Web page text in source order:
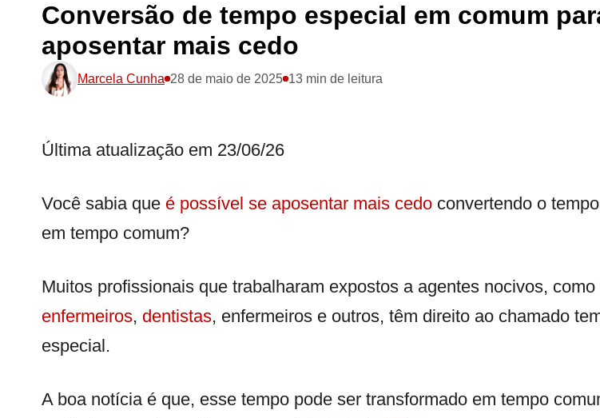
Conversão de tempo especial em comum
aposentar mais cedo
Marcela Cunha 28 de maio de 2025 13 min de leitura
Última atualização em 23/06/26
Você sabia que é possível se aposentar mais cedo convertendo o
em tempo comum?
Muitos profissionais que trabalharam expostos a agentes nocivos, como
enfermeiros, dentistas, enfermeiros e outros, têm direito ao chamado
especial.
A boa notícia é que, esse tempo pode ser transformado em tempo